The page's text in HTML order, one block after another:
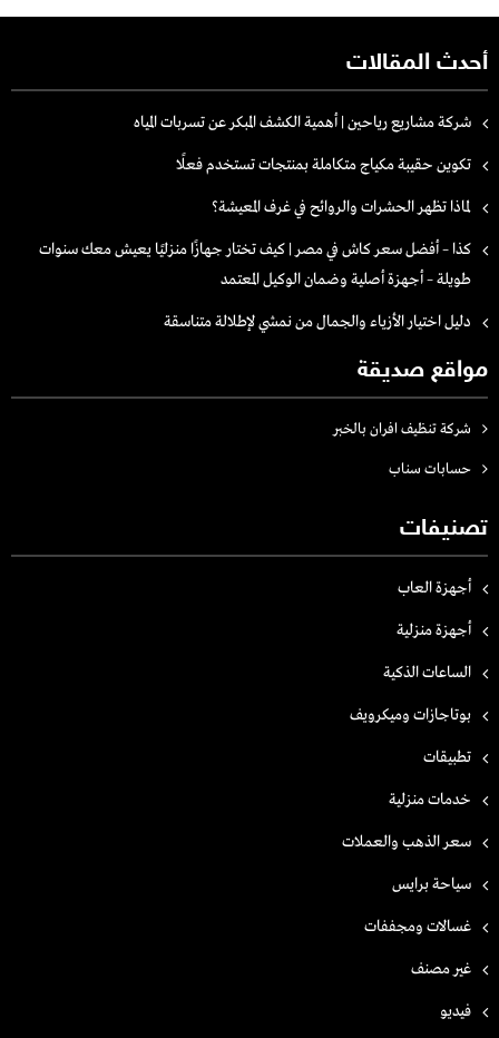
أحدث المقالات
شركة مشاريع رياحين | أهمية الكشف المبكر عن تسربات المياه
تكوين حقيبة مكياج متكاملة بمنتجات تستخدم فعلًا
لماذا تظهر الحشرات والروائح في غرف المعيشة؟
كذا – أفضل سعر كاش في مصر | كيف تختار جهازًا منزليًا يعيش معك سنوات
طويلة – أجهزة أصلية وضمان الوكيل المعتمد
دليل اختيار الأزياء والجمال من نمشي لإطلالة متناسقة
مواقع صديقة
شركة تنظيف افران بالخبر
حسابات سناب
تصنيفات
أجهزة العاب
أجهزة منزلية
الساعات الذكية
بوتاجازات وميكرويف
تطبيقات
خدمات منزلية
سعر الذهب والعملات
سياحة برايس
غسالات ومجففات
غير مصنف
فيديو